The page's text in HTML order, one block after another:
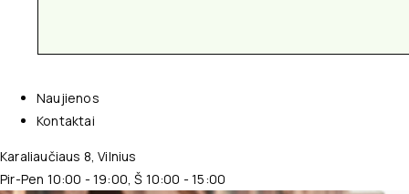
Naujienos
Kontaktai
Karaliaučiaus 8, Vilnius
Pir-Pen 10:00 - 19:00, Š 10:00 - 15:00